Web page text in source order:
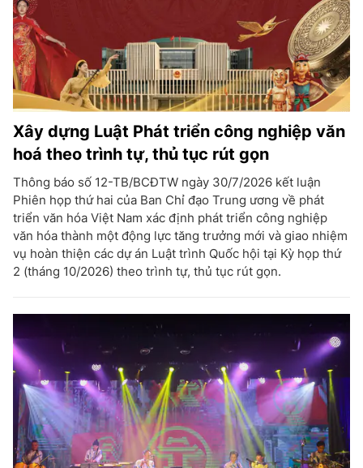
Xây dựng Luật Phát triển công nghiệp văn
hoá theo trình tự, thủ tục rút gọn
Thông báo số 12-TB/BCĐTW ngày 30/7/2026 kết luận
Phiên họp thứ hai của Ban Chỉ đạo Trung ương về phát
triển văn hóa Việt Nam xác định phát triển công nghiệp
văn hóa thành một động lực tăng trưởng mới và giao nhiệm
vụ hoàn thiện các dự án Luật trình Quốc hội tại Kỳ họp thứ
2 (tháng 10/2026) theo trình tự, thủ tục rút gọn.